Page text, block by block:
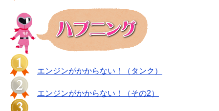
エンジンがかからない！（タンク）
エンジンがかからない！（その2）